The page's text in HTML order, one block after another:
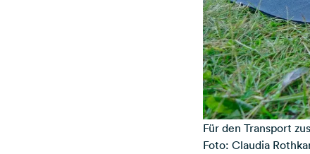
Für den Transport
Foto: Claudia